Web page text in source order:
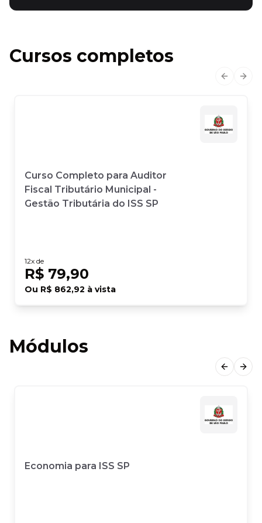
Cursos completos
Curso Completo para Auditor
Fiscal Tributário Municipal -
Gestão Tributária do ISS SP
12x de
R$ 79,90
Ou R$ 862,92 à vista
Módulos
Economia para ISS SP